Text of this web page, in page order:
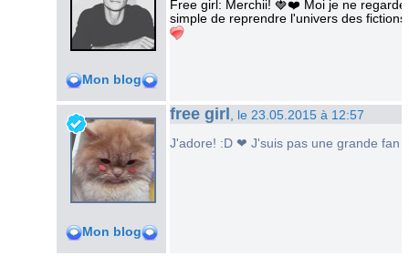
Mon blog
Free girl: Merchii! 🍓❤️ Moi je ne
simple de reprendre l'univers des
Mon blog
free girl
, le 23.05.2015 à 12:57
J'adore! :D ❤ J'suis pas une grande fan